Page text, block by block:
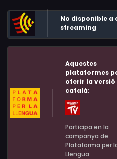
Matějíček, Jamie Marshall
No disponible
streaming
Aquestes
plataformes
oferir la versió
català:
Participa en la
campanya de
Plataforma per
Llengua.